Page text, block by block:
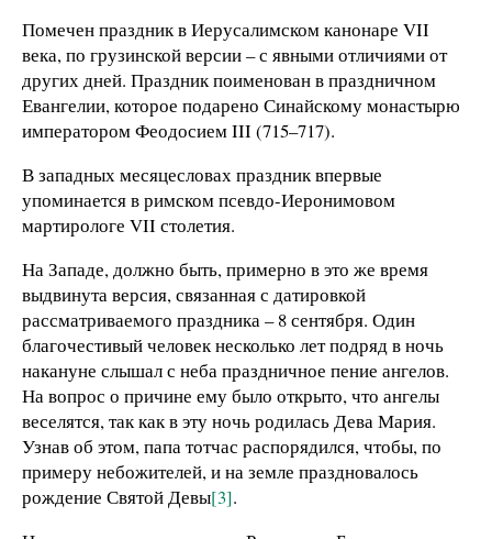
Помечен праздник в Иерусалимском канонаре VII
века, по грузинской версии – с явными отличиями от
других дней. Праздник поименован в праздничном
Евангелии, которое подарено Синайскому монастырю
императором Феодосием III (715–717).
В западных месяцесловах праздник впервые
упоминается в римском псевдо-Иеронимовом
мартирологе VII столетия.
На Западе, должно быть, примерно в это же время
выдвинута версия, связанная с датировкой
рассматриваемого праздника – 8 сентября. Один
благочестивый человек несколько лет подряд в ночь
накануне слышал с неба праздничное пение ангелов.
На вопрос о причине ему было открыто, что ангелы
веселятся, так как в эту ночь родилась Дева Мария.
Узнав об этом, папа тотчас распорядился, чтобы, по
примеру небожителей, и на земле праздновалось
рождение Святой Девы[3].